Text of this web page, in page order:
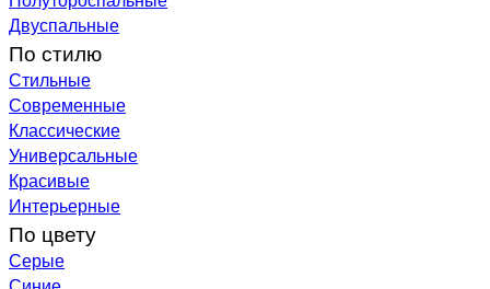
Двуспальные
По стилю
Стильные
Современные
Классические
Универсальные
Красивые
Интерьерные
По цвету
Серые